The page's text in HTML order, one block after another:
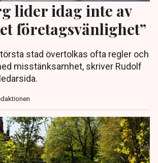
lider idag inte av
företagsvänlighet”
stad övertolkas ofta regler och
misstänksamhet, skriver Rudolf